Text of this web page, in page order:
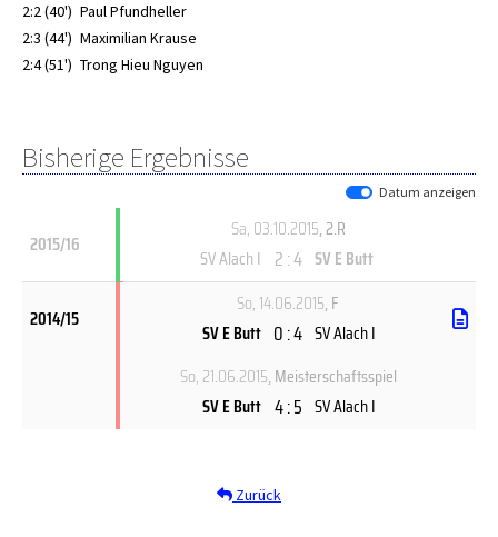
2:2 (40') Paul Pfundheller
2:3 (44') Maximilian Krause
2:4 (51') Trong Hieu Nguyen
Bisherige Ergebnisse
Datum anzeigen
2015/16
Sa, 03.10.2015, 2.R
SV Alach I 2 : 4 SV E Butt
2014/15
So, 14.06.2015, F
SV E Butt 0 : 4 SV Alach I
So, 21.06.2015, Meisterschaftsspiel
SV E Butt 4 : 5 SV Alach I
Zurück